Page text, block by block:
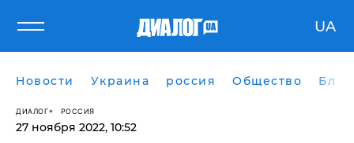
UA
Новости Украина россия Общество
ДИАЛОГ РОССИЯ
27 ноября 2022, 10:52